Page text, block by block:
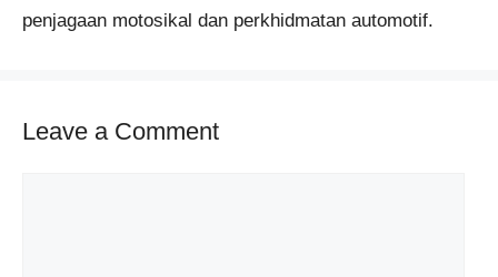
penjagaan motosikal dan perkhidmatan automotif.
Leave a Comment